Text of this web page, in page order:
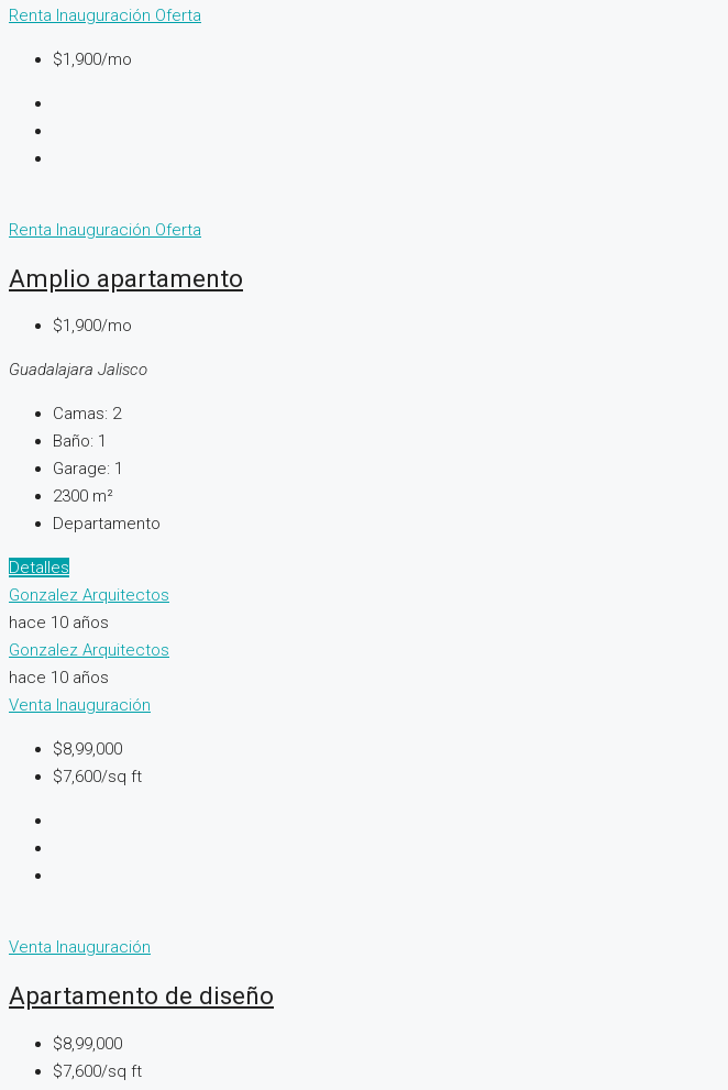
Renta Inauguración Oferta
$1,900/mo
Renta Inauguración Oferta
Amplio apartamento
$1,900/mo
Guadalajara Jalisco
Camas: 2
Baño: 1
Garage: 1
2300 m²
Departamento
Detalles
Gonzalez Arquitectos
hace 10 años
Gonzalez Arquitectos
hace 10 años
Venta Inauguración
$8,99,000
$7,600/sq ft
Venta Inauguración
Apartamento de diseño
$8,99,000
$7,600/sq ft